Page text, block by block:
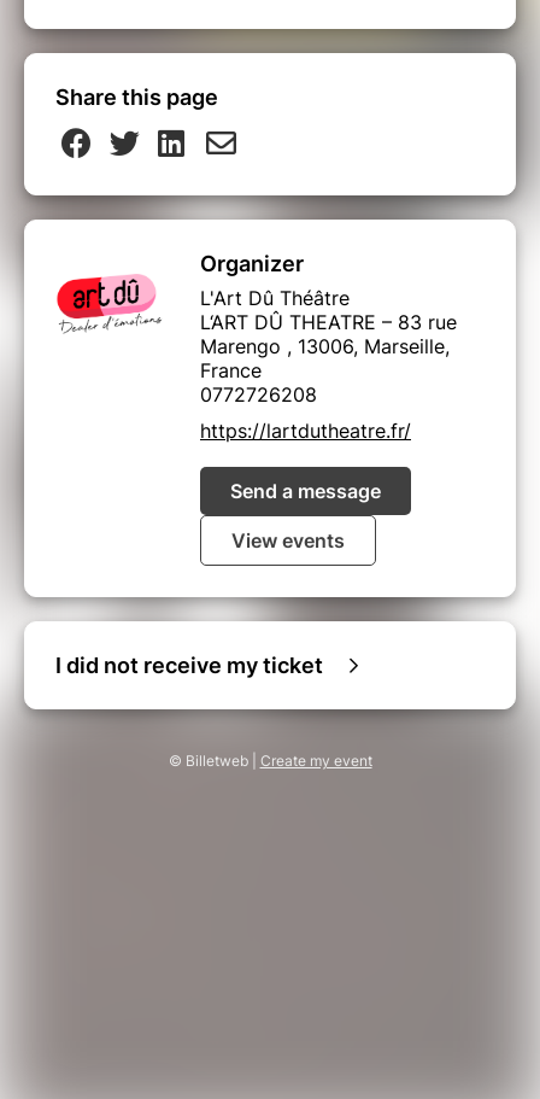
Share this page
Organizer
L'Art Dû Théâtre
L‘ART DÛ THEATRE – 83 rue
Marengo , 13006, Marseille,
France
0772726208
https://lartdutheatre.fr/
Send a message
View events
I did not receive my ticket
© Billetweb | Create my event